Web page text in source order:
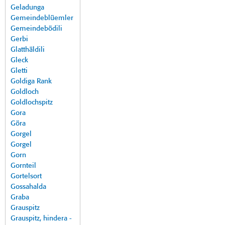
Geladunga
Gemeindeblüemler
Gemeindebödili
Gerbi
Glatthäldili
Gleck
Gletti
Goldiga Rank
Goldloch
Goldlochspitz
Gora
Göra
Gorgel
Gorgel
Gorn
Gornteil
Gortelsort
Gossahalda
Graba
Grauspitz
Grauspitz, hindera -